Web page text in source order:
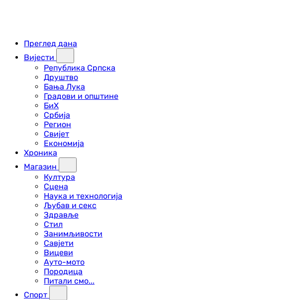
Преглед дана
Вијести
Република Српска
Друштво
Бања Лука
Градови и општине
БиХ
Србија
Регион
Свијет
Економија
Хроника
Магазин
Култура
Сцена
Наука и технологија
Љубав и секс
Здравље
Стил
Занимљивости
Савјети
Вицеви
Ауто-мото
Породица
Питали смо...
Спорт